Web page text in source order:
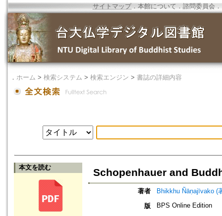
サイトマップ．本館について ． 諮問委員会 ．
． ホーム > 検索システム > 検索エンジン > 書誌の詳細内容
本文を読む Schopenhauer and
著者
Bhikkhu Ñāṇajīvako (
版
BPS Online Edition